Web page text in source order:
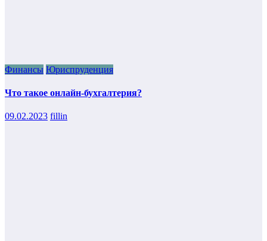
Финансы Юриспруденция
Что такое онлайн-бухгалтерия?
09.02.2023 fillin